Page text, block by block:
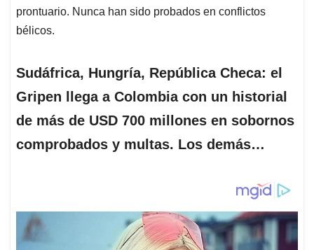
prontuario. Nunca han sido probados en conflictos
bélicos.
Sudáfrica, Hungría, República Checa: el
Gripen llega a Colombia con un historial
de más de USD 700 millones en sobornos
comprobados y multas. Los demás…